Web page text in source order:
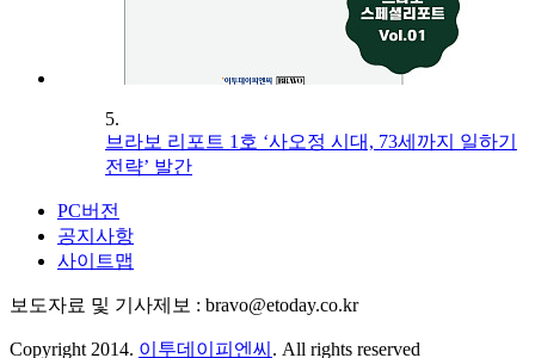
5.
브라보 리포트 1호 ‘사오정 시대, 73세까지 일하기
전략’ 발간
PC버전
공지사항
사이트맵
보도자료 및 기사제보 : bravo@etoday.co.kr
Copyright 2014. 이투데이피엔씨 . All rights reserved